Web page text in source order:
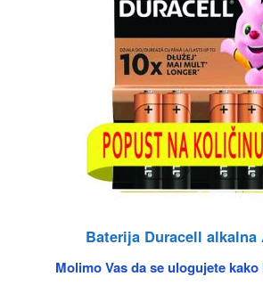
Baterija Duracell alkalna
Molimo Vas da se ulogujete